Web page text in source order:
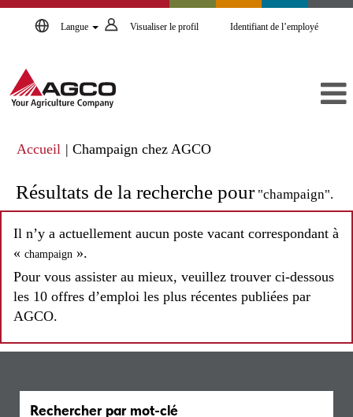
Langue Visualiser le profil Identifiant de l’employé
Accueil | Champaign chez AGCO(page
Résultats de la recherche pour"champaign".
Il n’y a actuellement aucun poste vacant correspondant à
« champaign ».
Pour vous assister au mieux, veuillez trouver ci-dessous
les 10 offres d’emploi les plus récentes publiées par
AGCO.